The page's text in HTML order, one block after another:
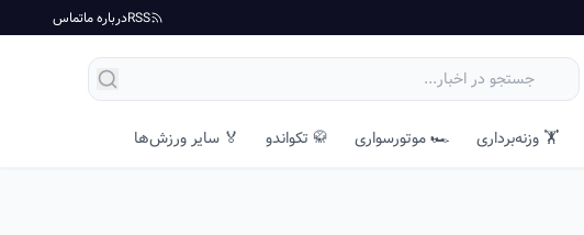
RSSدرباره ماتماس
🏋️ وزنه‌برداری 🏎️ موتورسواری 🥋 تکواندو 🏅 سایر ورزش‌ها